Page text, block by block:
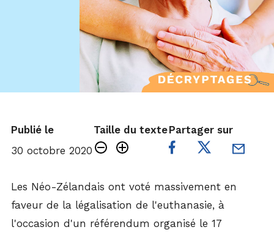
Publié le
30 octobre 2020
Taille du textePartager sur
Les Néo-Zélandais ont voté massivement en
faveur de la légalisation de l'euthanasie, à
l'occasion d'un référendum organisé le 17